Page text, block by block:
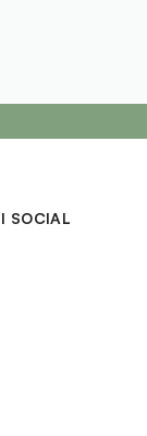
SOCIAL